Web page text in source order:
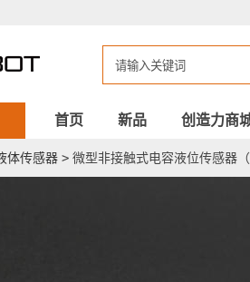
首页 新品 创造力商
体传感器 > 微型非接触式电容液位传感器